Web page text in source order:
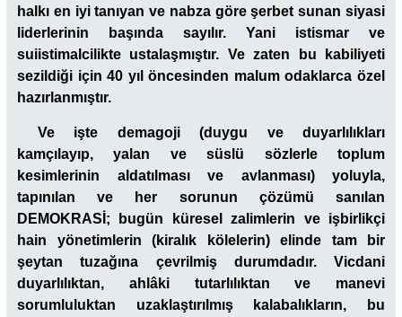
halkı en iyi tanıyan ve nabza göre şerbet sunan siyasi
liderlerinin başında sayılır. Yani istismar ve
suiistimalcilikte ustalaşmıştır. Ve zaten bu kabiliyeti
sezildiği için 40 yıl öncesinden malum odaklarca özel
hazırlanmıştır.
Ve işte demagoji(duygu ve duyarlılıkları
kamçılayıp, yalan ve süslü sözlerle toplum
kesimlerinin aldatılması ve avlanması) yoluyla,
tapınılan ve her sorunun çözümü sanılan
DEMOKRASİ; bugün küresel zalimlerin ve işbirlikçi
hain yönetimlerin (kiralık kölelerin) elinde tam bir
şeytan tuzağına çevrilmiş durumdadır. Vicdani
duyarlılıktan, ahlâki tutarlılıktan ve manevi
sorumluluktan uzaklaştırılmış kalabalıkların, bu